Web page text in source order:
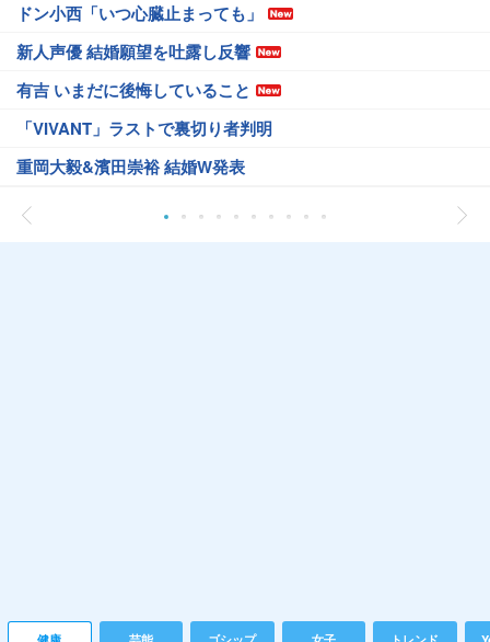
ドン小西「いつ心臓止まっても」
新人声優 結婚願望を吐露し反響
有吉 いまだに後悔していること
「VIVANT」ラストで裏切り者判明
重岡大毅&濱田崇裕 結婚W発表